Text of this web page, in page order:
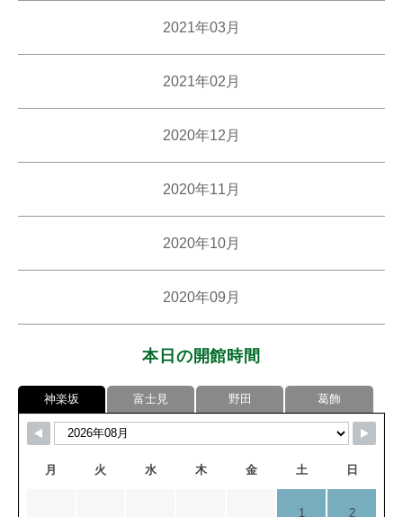
2021年03月
2021年02月
2020年12月
2020年11月
2020年10月
2020年09月
本日の開館時間
神楽坂 富士見 野田 葛飾
月 火 水 木 金 土 日
1 2